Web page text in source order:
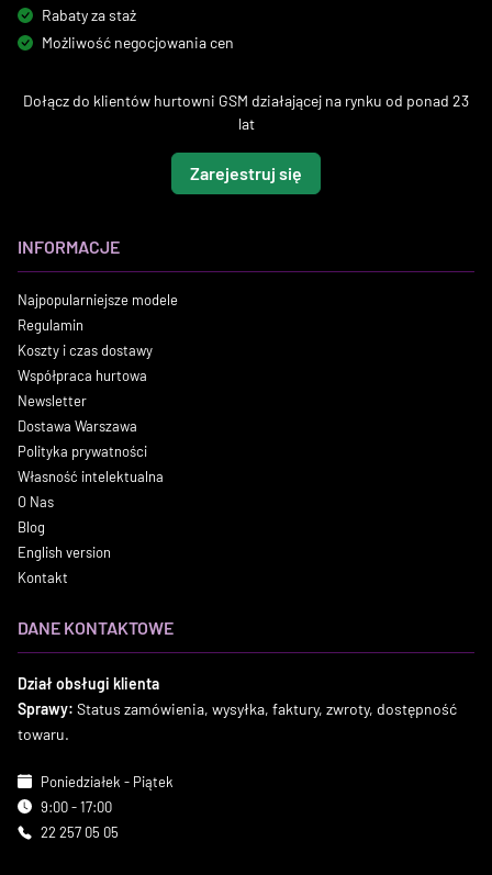
Rabaty za staż
Możliwość negocjowania cen
Dołącz do klientów hurtowni GSM działającej na rynku od ponad 23
lat
Zarejestruj się
INFORMACJE
Najpopularniejsze modele
Regulamin
Koszty i czas dostawy
Współpraca hurtowa
Newsletter
Dostawa Warszawa
Polityka prywatności
Własność intelektualna
O Nas
Blog
English version
Kontakt
DANE KONTAKTOWE
Dział obsługi klienta
Sprawy: Status zamówienia, wysyłka, faktury, zwroty, dostępność
towaru.
Poniedziałek - Piątek
9:00 - 17:00
22 257 05 05